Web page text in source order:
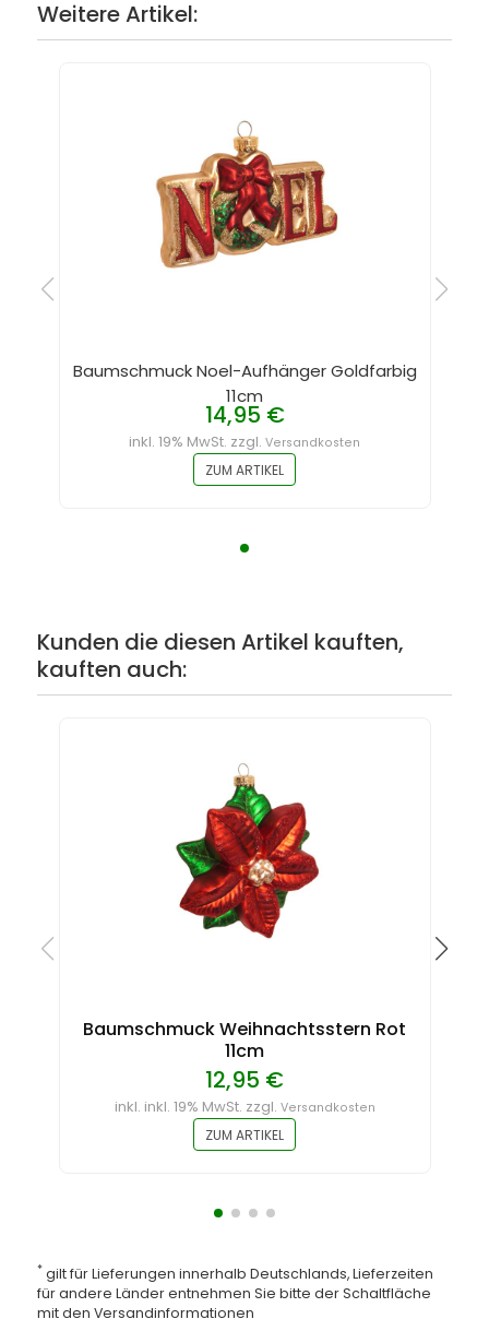
Weitere Artikel:
Baumschmuck Noel-Aufhänger Goldfarbig
11cm
14,95 €
inkl. 19% MwSt. zzgl.Versandkosten
ZUM ARTIKEL
Kunden die diesen Artikel kauften,
kauften auch:
Baumschmuck Weihnachtsstern Rot
11cm
12,95 €
inkl. inkl. 19% MwSt. zzgl. Versandkosten
ZUM ARTIKEL
*gilt für Lieferungen innerhalb Deutschlands, Lieferzeiten
für andere Länder entnehmen Sie bitte der Schaltfläche
mit den Versandinformationen